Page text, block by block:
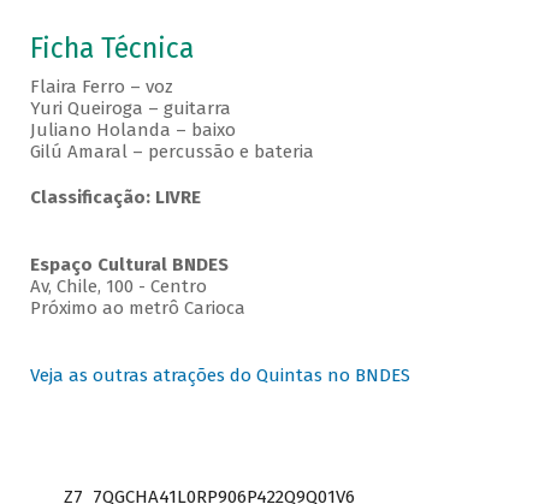
Ficha Técnica
Flaira Ferro – voz
Yuri Queiroga – guitarra
Juliano Holanda – baixo
Gilú Amaral – percussão e bateria
Classificação: LIVRE
Espaço Cultural BNDES
Av, Chile, 100 - Centro
Próximo ao metrô Carioca
Veja as outras atrações do Quintas no BNDES
Z7_7QGCHA41L0RP906P422Q9Q01V6